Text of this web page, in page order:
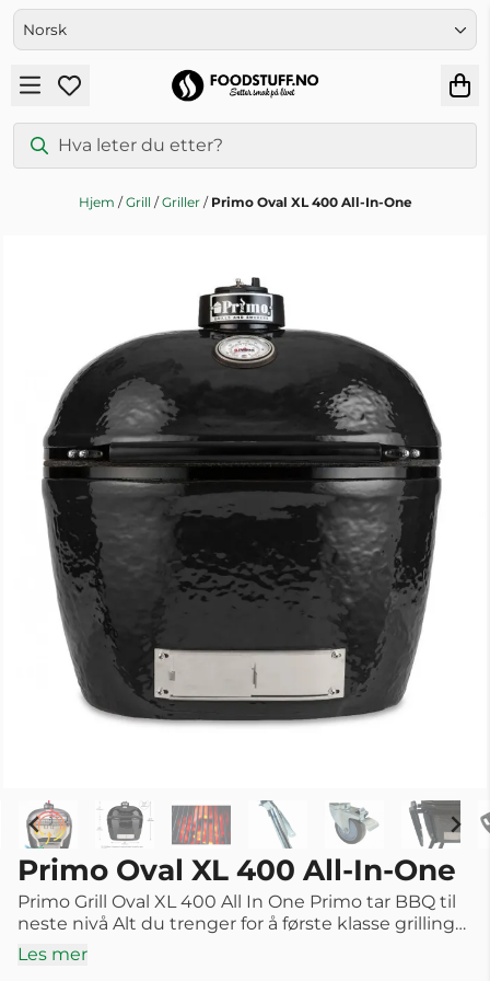
Hopp til innhold
Hjem /Grill /Griller / Primo Oval XL 400 All-In-One
Primo Oval XL 400 All-In-One
Primo Grill Oval XL 400 All In One Primo tar BBQ til
neste nivå Alt du trenger for å første klasse grilling
med Primo “All-in-One Box” Oval Alt-i-ett-grill Oval
XL 400 Primo Oval All-In-One (AIO) er en perfekt
Les mer